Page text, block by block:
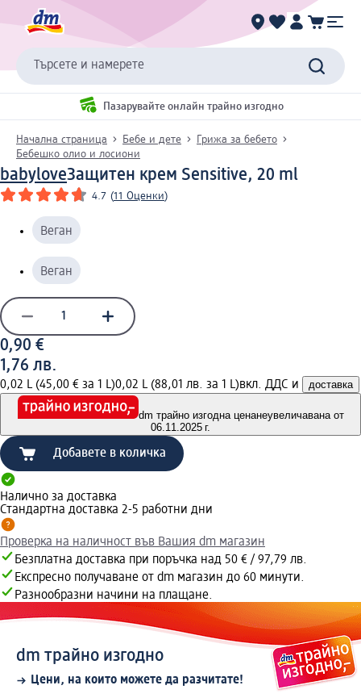
Търсете и намерете
Пазарувайте онлайн трайно изгодно
Начална страница Бебе и дете
Грижа за бебето
Бебешко олио и лосиони
babyloveЗащитен крем Sensitive, 20 ml
4.7 (11 Оценки)
Веган
Веган
0,90 €
1,76 лв.
0,02 L (45,00 € за 1 L)0,02 L (88,01 лв. за 1 L)вкл. ДДС и доставка
dm трайно изгодна ценанеувеличавана от
06.11.2025 г.
Добавете в количка
Налично за доставка
Стандартна доставка 2-5 работни дни
Проверка на наличност във Вашия dm магазин
Безплатна доставка при поръчка над 50 € / 97,79 лв.
Експресно получаване от dm магазин до 60 минути.
Разнообразни начини на плащане.
dm трайно изгодно
Цени, на които можете да разчитате!